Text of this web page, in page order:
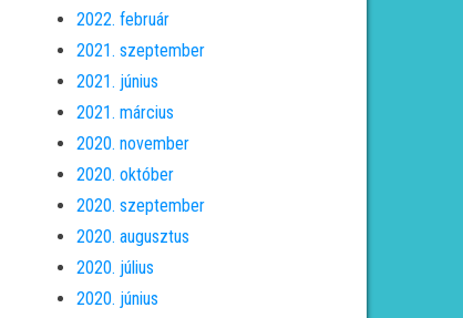
2022. február
2021. szeptember
2021. június
2021. március
2020. november
2020. október
2020. szeptember
2020. augusztus
2020. július
2020. június